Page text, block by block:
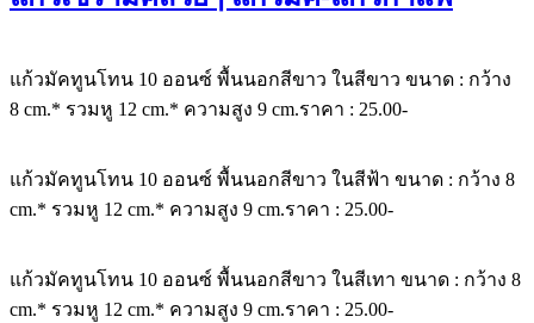
แก้วมัคทูนโทน 10 ออนซ์ พื้นนอกสีขาว ในสีขาว ขนาด : กว้าง
8 cm.* รวมหู 12 cm.* ความสูง 9 cm.ราคา : 25.00-
แก้วมัคทูนโทน 10 ออนซ์ พื้นนอกสีขาว ในสีฟ้า ขนาด : กว้าง 8
cm.* รวมหู 12 cm.* ความสูง 9 cm.ราคา : 25.00-
แก้วมัคทูนโทน 10 ออนซ์ พื้นนอกสีขาว ในสีเทา ขนาด : กว้าง 8
cm.* รวมหู 12 cm.* ความสูง 9 cm.ราคา : 25.00-